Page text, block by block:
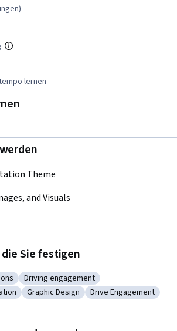
lernen
Theme
and Visuals
Sie festigen
Presentations
Kategorie: Driving engagement
Driving engagement
Communication
Kategorie: Graphic Design
Graphic Design Kategorie: Drive
Drive Engagement